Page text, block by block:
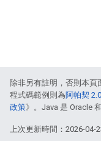
除非另有註明，否則本頁
程式碼範例則為阿帕契
政策》。Java 是 Oracle
上次更新時間：2026-04-